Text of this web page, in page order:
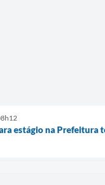
estágio na Prefeitura